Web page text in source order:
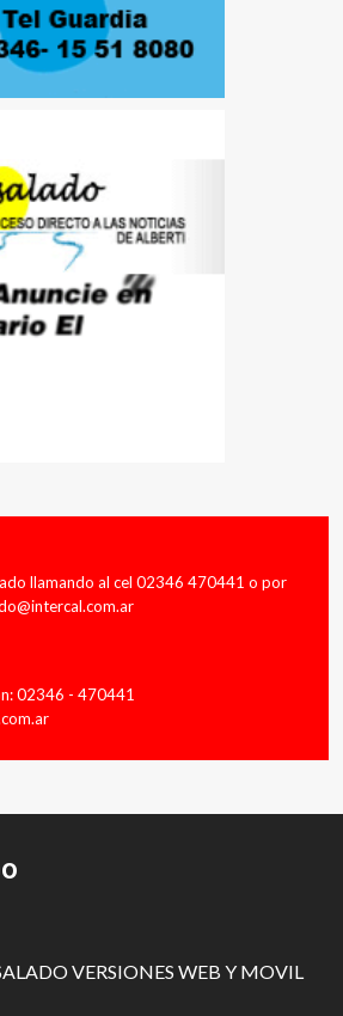
llamando al cel 02346 470441 o por
02346 - 470441
VERSIONES WEB Y MOVIL